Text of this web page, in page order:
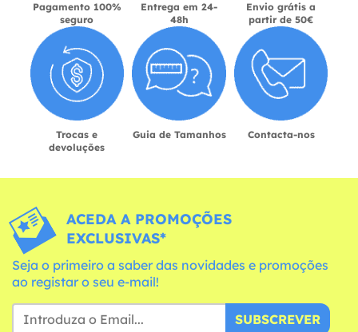
Pagamento 100%
seguro
Entrega em 24-
48h
Envio grátis a
partir de 50€
Trocas e
devoluções
Guia de Tamanhos Contacta-nos
ACEDA A PROMOÇÕES
EXCLUSIVAS*
Seja o primeiro a saber das novidades e promoções
ao registar o seu e-mail!
SUBSCREVER